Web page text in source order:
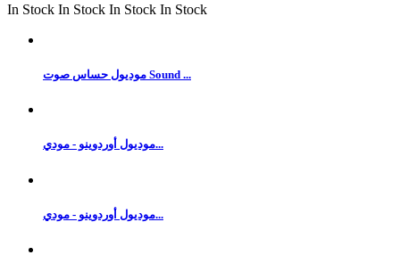
In Stock In Stock In Stock In Stock
موديول حساس صوت Sound ...
موديول أوردوينو - مودي...
موديول أوردوينو - مودي...